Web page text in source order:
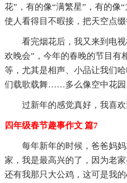
花”，有的像“满繁星”，有的
使人看得目不暇接，把天空点缀
看完烟花后，我又来到电
欢晚会”，今年的春晚的节目有
等，尤其是相声、小品让我们
们载歌载舞……多么像空中花园
过新年的感觉真好，我喜欢
四年级春节趣事作文 篇7
每年新年的时候，爸爸妈
家，我是最高兴的了，因为老
还有我那只大公鸡，这可是我